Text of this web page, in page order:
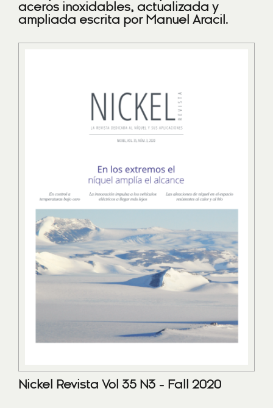
aceros inoxidables, actualizada y
ampliada escrita por Manuel Aracil.
Nickel Revista Vol 35 N3 - Fall 2020